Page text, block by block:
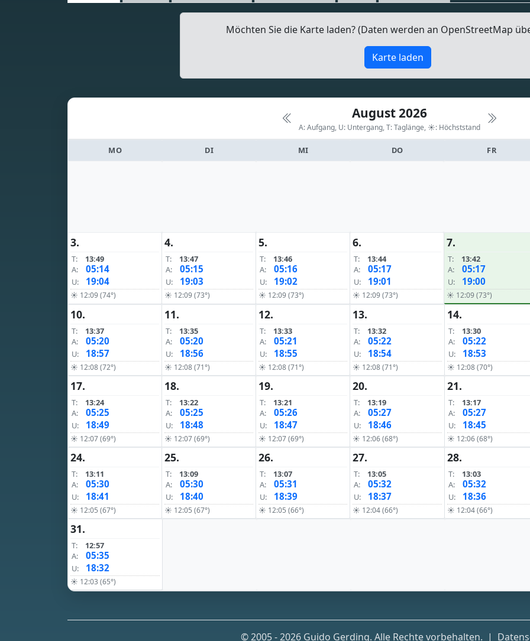
Möchten Sie die Karte laden? (Daten werden an OpenStreetMap
Karte laden
August 2026
A: Aufgang, U: Untergang, T: Taglänge, ☀: Höchststand
MO DI MI DO FR
3.
T:
13:49
A:
05:14
U: 19:04
☀ 12:09 (74°)
4.
T:
13:47
A:
05:15
U: 19:03
☀ 12:09 (73°)
5.
T:
13:46
A:
05:16
U: 19:02
☀ 12:09 (73°)
6.
T:
13:44
A:
05:17
U: 19:01
☀ 12:09 (73°)
7.
T:
13:42
A:
05:17
U: 19:00
☀ 12:09 (73°)
10.
T:
13:37
A:
05:20
U: 18:57
☀ 12:08 (72°)
11.
T:
13:35
A:
05:20
U: 18:56
☀ 12:08 (71°)
12.
T:
13:33
A:
05:21
U: 18:55
☀ 12:08 (71°)
13.
T:
13:32
A:
05:22
U: 18:54
☀ 12:08 (71°)
14.
T:
13:30
A:
05:22
U: 18:53
☀ 12:08 (70°)
17.
T:
13:24
A:
05:25
U: 18:49
☀ 12:07 (69°)
18.
T:
13:22
A:
05:25
U: 18:48
☀ 12:07 (69°)
19.
T:
13:21
A:
05:26
U: 18:47
☀ 12:07 (69°)
20.
T:
13:19
A:
05:27
U: 18:46
☀ 12:06 (68°)
21.
T:
13:17
A:
05:27
U: 18:45
☀ 12:06 (68°)
24.
T:
13:11
A:
05:30
U: 18:41
☀ 12:05 (67°)
25.
T:
13:09
A:
05:30
U: 18:40
☀ 12:05 (67°)
26.
T:
13:07
A:
05:31
U: 18:39
☀ 12:05 (66°)
27.
T:
13:05
A:
05:32
U: 18:37
☀ 12:04 (66°)
28.
T:
13:03
A:
05:32
U: 18:36
☀ 12:04 (66°)
31.
T:
12:57
A:
05:35
U: 18:32
☀ 12:03 (65°)
© 2005 - 2026 Guido Gerding. Alle Rechte vorbehalten. |